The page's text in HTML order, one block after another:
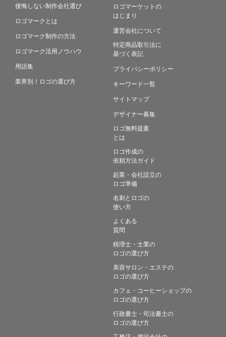
後悔しない制作会社選び
ロゴマークとは
ロゴマーク制作の方法
ロゴマーク活用ノウハウ
用語集
業界別！ロゴの選び方
ロゴマーケットの
はじまり
運営会社について
特定商品取引法に
基づく表記
プライバシーポリシー
キーワード一覧
サイトマップ
デザイナー募集
ロゴ無料提案
とは
ロゴ作成の
依頼方法ガイド
起業・会社設立の
ロゴ準備
名刺とロゴの
使い方
よくある
質問
税理士・士業の
ロゴの選び方
美容サロン・エステの
ロゴの選び方
カフェ・コーヒーショップの
ロゴの選び方
行政書士・司法書士の
ロゴの選び方